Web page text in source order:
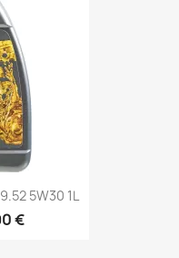
5W30 1L
€